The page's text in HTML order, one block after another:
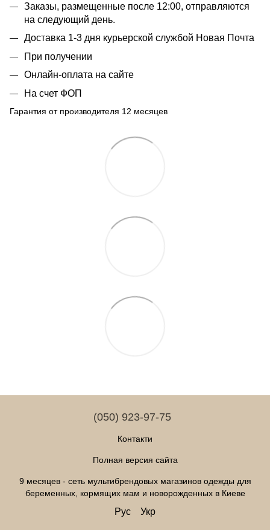
Заказы, размещенные после 12:00, отправляются
на следующий день.
Доставка 1-3 дня курьерской службой Новая Почта
При получении
Онлайн-оплата на сайте
На счет ФОП
Гарантия от производителя 12 месяцев
(050) 923-97-75
Контакти
Полная версия сайта
9 месяцев - сеть мультибрендовых магазинов одежды для
беременных, кормящих мам и новорожденных в Киеве
Рус Укр